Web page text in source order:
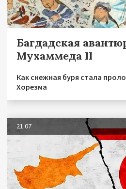
Багдадская
Мухаммеда II
Как снежная буря стала
Хорезма
21.07